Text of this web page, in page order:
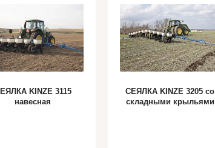
KINZE 3115
навесная
СЕЯЛКА KINZE 3205 cо
складными крыльями